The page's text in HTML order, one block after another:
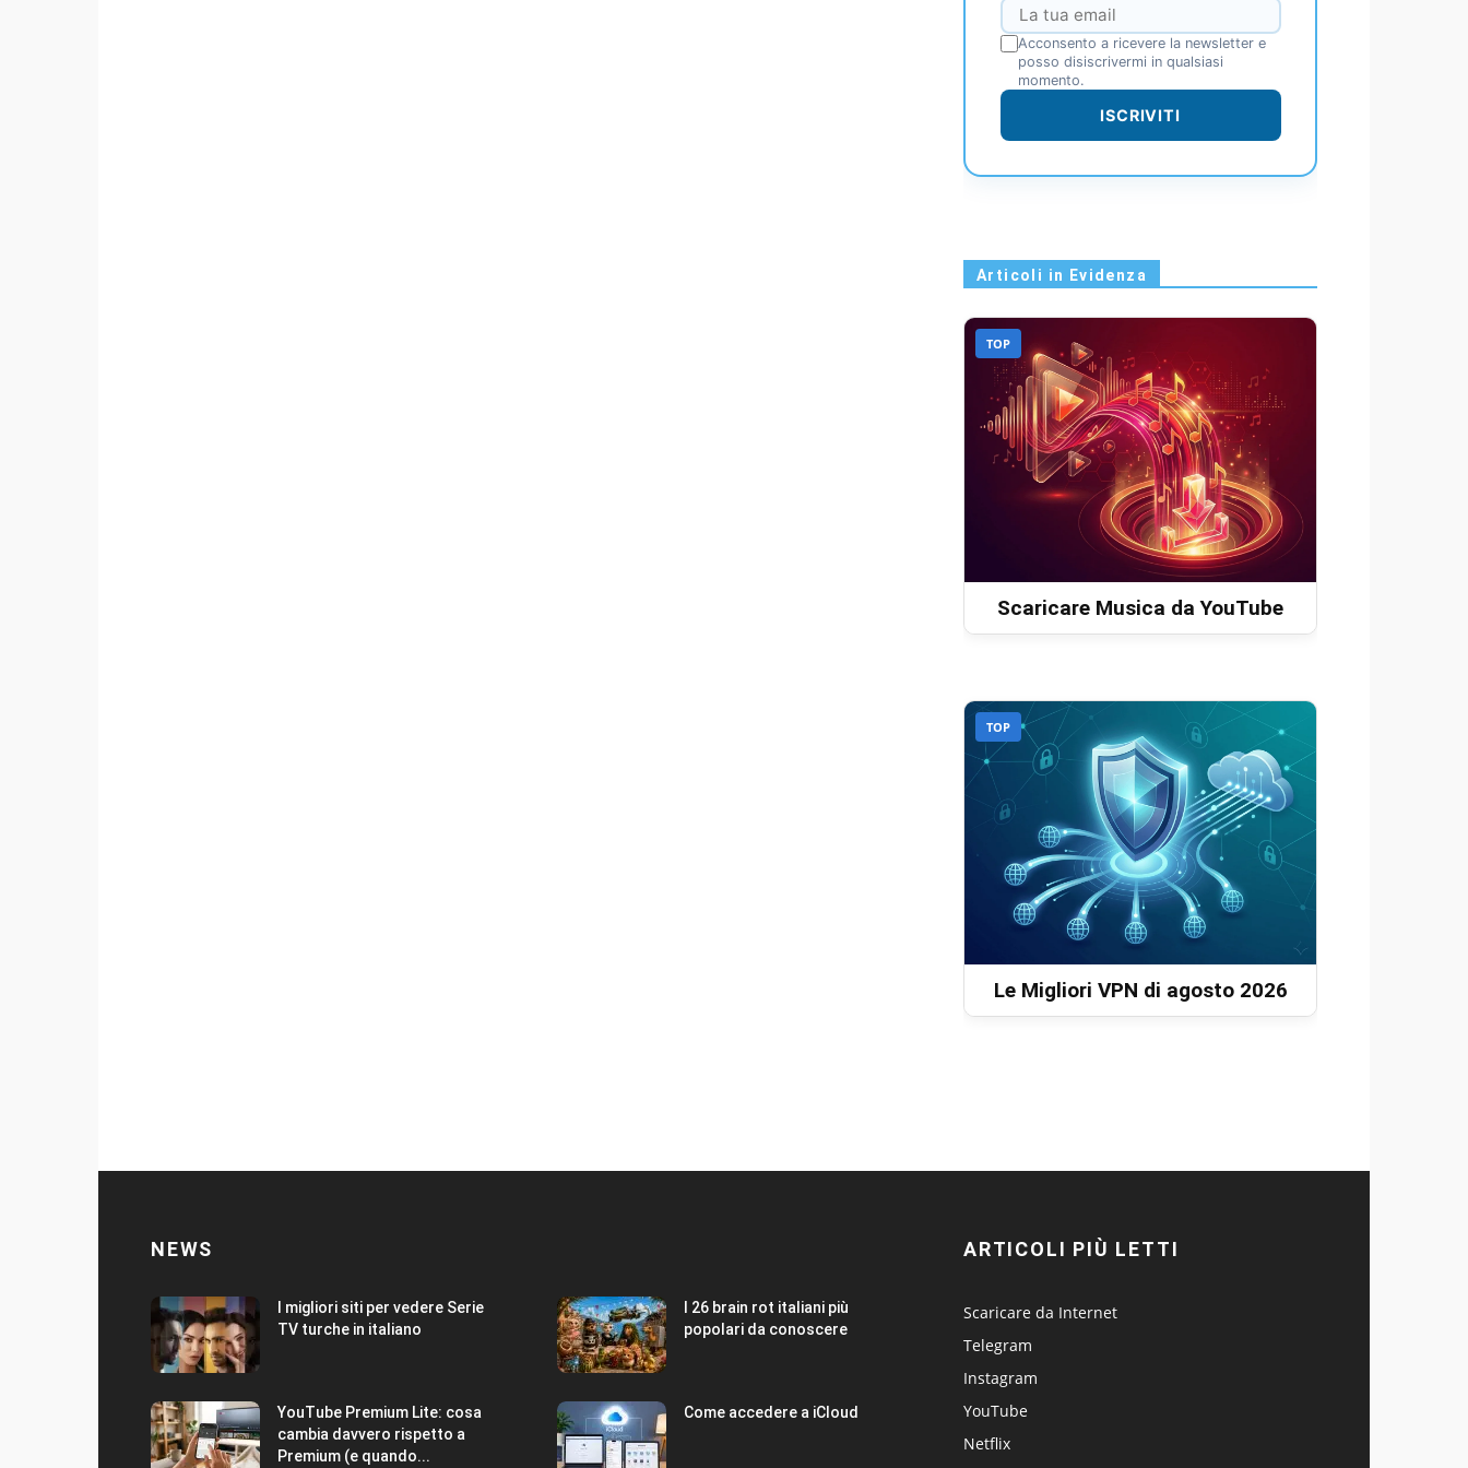
Acconsento a ricevere la newsletter e
posso disiscrivermi in qualsiasi
momento.
ISCRIVITI
Articoli in Evidenza
TOP
Scaricare Musica da YouTube
TOP
Le Migliori VPN di agosto 2026
NEWS
I migliori siti per vedere Serie
TV turche in italiano
I 26 brain rot italiani più
popolari da conoscere
YouTube Premium Lite: cosa
cambia davvero rispetto a
Premium (e quando...
Come accedere a iCloud
ARTICOLI PIÙ LETTI
Scaricare da Internet
Telegram
Instagram
YouTube
Netflix